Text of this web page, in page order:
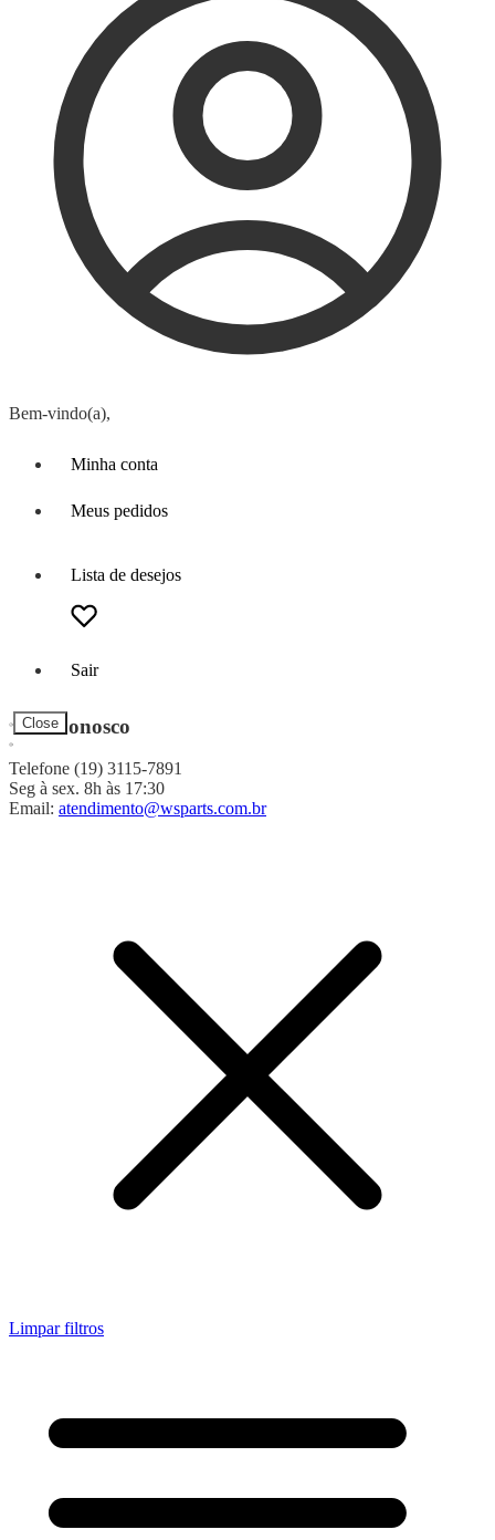
Bem-vindo(a),
Minha conta
Meus pedidos
Lista de desejos
Sair
Close
Fale Conosco
Telefone (19) 3115-7891
Seg à sex. 8h às 17:30
Email: atendimento@wsparts.com.br
Limpar filtros